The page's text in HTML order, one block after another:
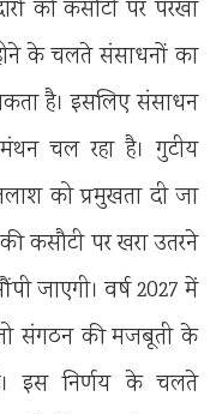
को कसौटी पर परखा
के चलते संसाधनों का
है। इसलिए संसाधन
चल रहा है। गुटीय
को प्रमुखता दी जा
कसौटी पर खरा उतरने
जाएगी। वर्ष 2027 में
संगठन की मजबूती के
इस निर्णय के चलते